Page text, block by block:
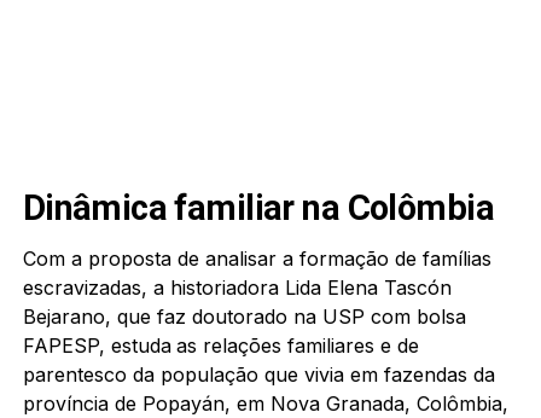
Dinâmica familiar na Colômbia
Com a proposta de analisar a formação de famílias
escravizadas, a historiadora Lida Elena Tascón
Bejarano, que faz doutorado na USP com bolsa
FAPESP, estuda as relações familiares e de
parentesco da população que vivia em fazendas da
província de Popayán, em Nova Granada, Colômbia,